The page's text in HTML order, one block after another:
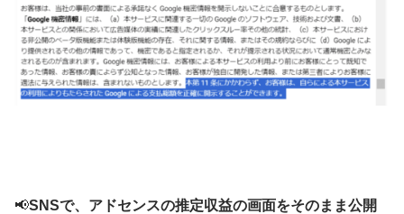
📢SNSで、アドセンスの推定収益の画面をそのまま公開